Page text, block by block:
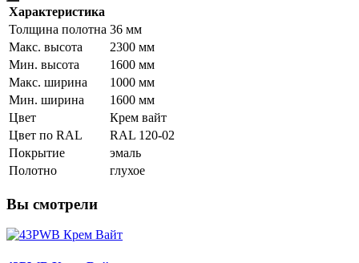
Характеристика
Толщина полотна 36 мм
Макс. высота
2300 мм
Мин. высота
1600 мм
Макс. ширина
1000 мм
Мин. ширина
1600 мм
Цвет
Крем вайт
Цвет по RAL
RAL 120-02
Покрытие
эмаль
Полотно
глухое
Вы смотрели